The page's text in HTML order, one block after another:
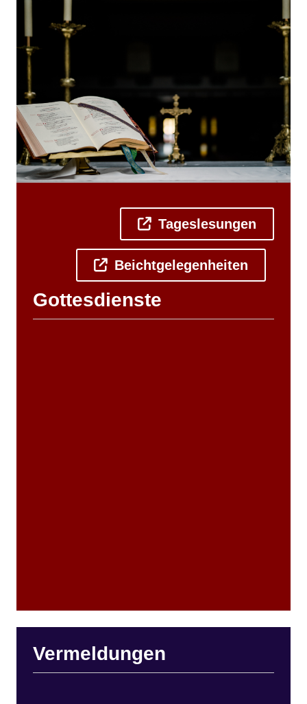
Tageslesungen
Beichtgelegenheiten
Gottesdienste
Vermeldungen